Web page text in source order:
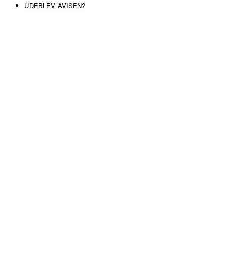
UDEBLEV AVISEN?